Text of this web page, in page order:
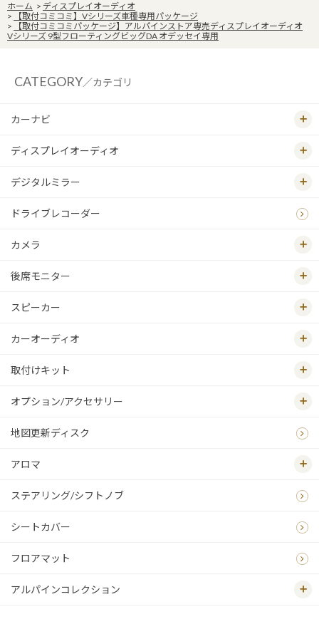
ホーム > ディスプレイオーディオ
>
【取付コミコミ】Vシリーズ車種専用パッケージ
>
【取付コミコミパッケージ】アルパインストア専売ディスプレイオーディオ
Vシリーズ 9型フローティングビッグDA オデッセイ専用
CATEGORY／カテゴリ
カーナビ
ディスプレイオーディオ
デジタルミラー
ドライブレコーダー
カメラ
後席モニター
スピーカー
カーオーディオ
取付けキット
オプション/アクセサリー
地図更新ディスク
アロマ
ステアリング/シフトノブ
シートカバー
フロアマット
アルパインコレクション